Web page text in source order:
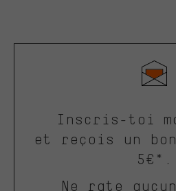
Inscris-toi
et reçois un
5€*.
Ne rate